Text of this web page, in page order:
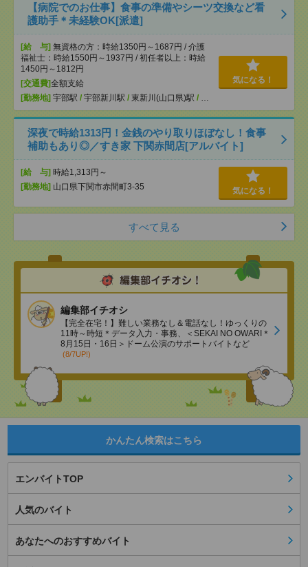
【病院でのお仕事】食事の準備やシーツ交換など看
護助手＊未経験OK[派遣]
[給 与] 無資格の方：時給1350円～1687円 / 介護
福祉士：時給1550円～1937円 / 初任者以上：時給
1450円～1812円
[交通費]全額支給
[勤務地] 宇部駅 / 宇部新川駅 / 東新川(山口県)駅 /
気になる！
深夜で時給1313円！金銭のやり取りほぼなし！食事
補助もあり◎／すき家 下関赤間店[アルバイト]
[給 与] 時給1,313円～
[勤務地] 山口県下関市赤間町3-35 気になる！
すべて見る
編集部イチオシ
【完全在宅！】難しい業務なし＆電話なし！ゆっくりの
11時～時短＊データ入力・事務、＜SEKAI NO OWARI＊
8月15日・16日＞ドーム公演のサポートバイトなど
(8/7UP!)
かんたん検索はこちら
エンバイトTOP
人気のバイト
あなたへのおすすめバイト